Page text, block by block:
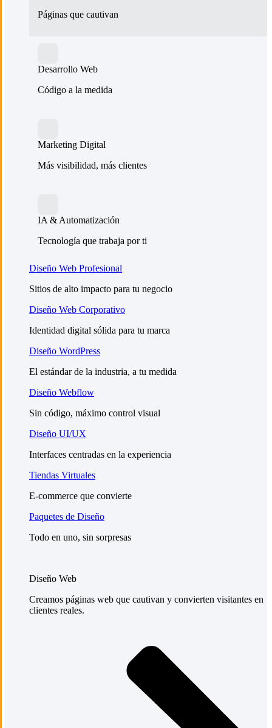
Páginas que cautivan
Desarrollo Web
Código a la medida
Marketing Digital
Más visibilidad, más clientes
IA & Automatización
Tecnología que trabaja por ti
Diseño Web Profesional
Sitios de alto impacto para tu negocio
Diseño Web Corporativo
Identidad digital sólida para tu marca
Diseño WordPress
El estándar de la industria, a tu medida
Diseño Webflow
Sin código, máximo control visual
Diseño UI/UX
Interfaces centradas en la experiencia
Tiendas Virtuales
E-commerce que convierte
Paquetes de Diseño
Todo en uno, sin sorpresas
Diseño Web
Creamos páginas web que cautivan y convierten visitantes en
clientes reales.